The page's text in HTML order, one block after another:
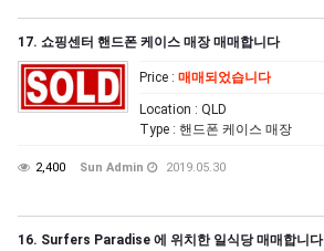
17. 쇼핑센터 핸드폰 케이스 매장 매매합니다
Price : 매매되었습니다
Location : QLD
Type : 핸드폰 케이스 매장
2,400 Sun Admin 2019.05.30
16. Surfers Paradise 에 위치한 일식당 매매합니다